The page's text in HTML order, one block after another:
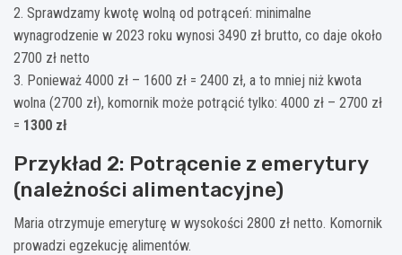
2. Sprawdzamy kwotę wolną od potrąceń: minimalne
wynagrodzenie w 2023 roku wynosi 3490 zł brutto, co daje około
2700 zł netto
3. Ponieważ 4000 zł – 1600 zł = 2400 zł, a to mniej niż kwota
wolna (2700 zł), komornik może potrącić tylko: 4000 zł – 2700 zł
= 1300 zł
Przykład 2: Potrącenie z emerytury
(należności alimentacyjne)
Maria otrzymuje emeryturę w wysokości 2800 zł netto. Komornik
prowadzi egzekucję alimentów.